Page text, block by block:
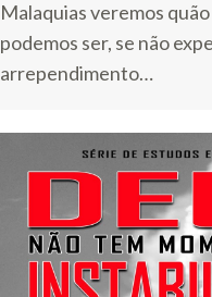
Malaquias veremos
podemos ser, se não
arrependimento…